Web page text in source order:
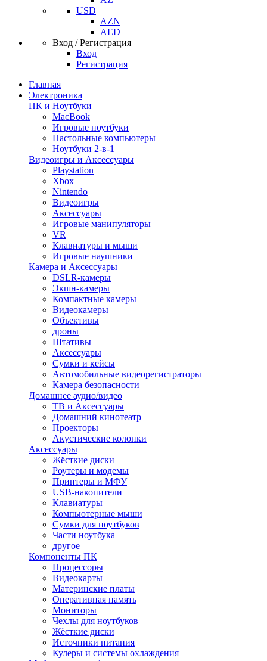
USD
AZN
AED
Вход / Регистрация
Вход
Регистрация
Главная
Электроника
ПК и Ноутбуки
MacBook
Игровые ноутбуки
Настольные компьютеры
Ноутбуки 2-в-1
Видеоигры и Аксессуары
Playstation
Xbox
Nintendo
Видеоигры
Аксессуары
Игровые манипуляторы
VR
Клавиатуры и мыши
Игровые наушники
Камера и Аксессуары
DSLR-камеры
Экшн-камеры
Компактные камеры
Видеокамеры
Объективы
дроны
Штативы
Аксессуары
Сумки и кейсы
Автомобильные видеорегистраторы
Камера безопасности
Домашнее аудио/видео
ТВ и Аксессуары
Домашний кинотеатр
Проекторы
Акустические колонки
Аксессуары
Жёсткие диски
Роутеры и модемы
Принтеры и МФУ
USB-накопители
Клавиатуры
Компьютерные мыши
Сумки для ноутбуков
Части ноутбука
другое
Компоненты ПК
Процессоры
Видеокарты
Материнские платы
Оперативная память
Мониторы
Чехлы для ноутбуков
Жёсткие диски
Источники питания
Кулеры и системы охлаждения